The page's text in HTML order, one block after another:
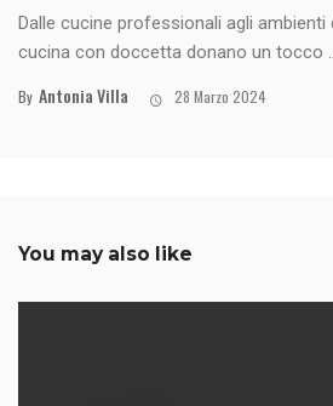
Dalle cucine professionali agli
cucina con doccetta donano un tocco
By Antonia Villa 28 Marzo 2024
You may also like